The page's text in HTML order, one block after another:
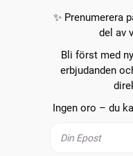
✨ Prenumerera
del av
Bli först med
erbjudanden
Ingen oro – du